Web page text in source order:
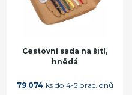
Cestovní sada na šití,
hnědá
79 074 ks do 4-5 prac. dnů